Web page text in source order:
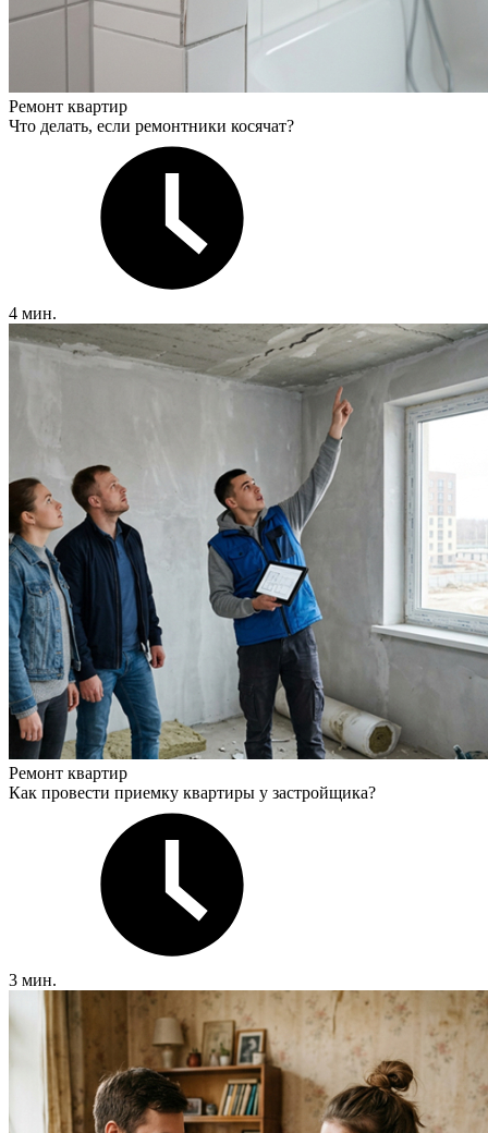
Ремонт квартир
Что делать, если ремонтники косячат?
4 мин.
Ремонт квартир
Как провести приемку квартиры у застройщика?
3 мин.